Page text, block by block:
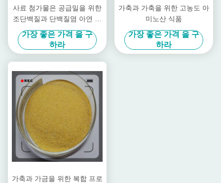
사료 첨가물은 공급밀을 위한
조단백질과 단백질염 아연 아
연 파우더를 킬레이팅했습니
다
가장 좋은 가격 을 구
하라
가축과 가축을 위한 고농도 아
미노산 식품
가장 좋은 가격 을 구
하라
가축과 가금을 위한 복합 프로